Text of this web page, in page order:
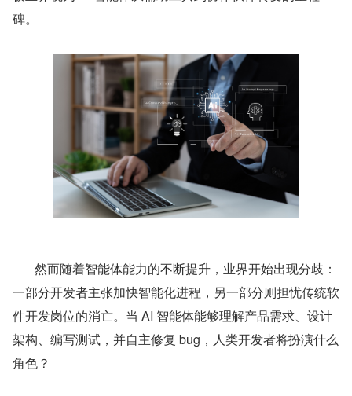
碑。
一部分开发者主张加快智能化进程，另一部分则担忧传统软
件开发岗位的消亡。当 AI 智能体能够理解产品需求、设计
架构、编写测试，并自主修复 bug，人类开发者将扮演什么
角色？